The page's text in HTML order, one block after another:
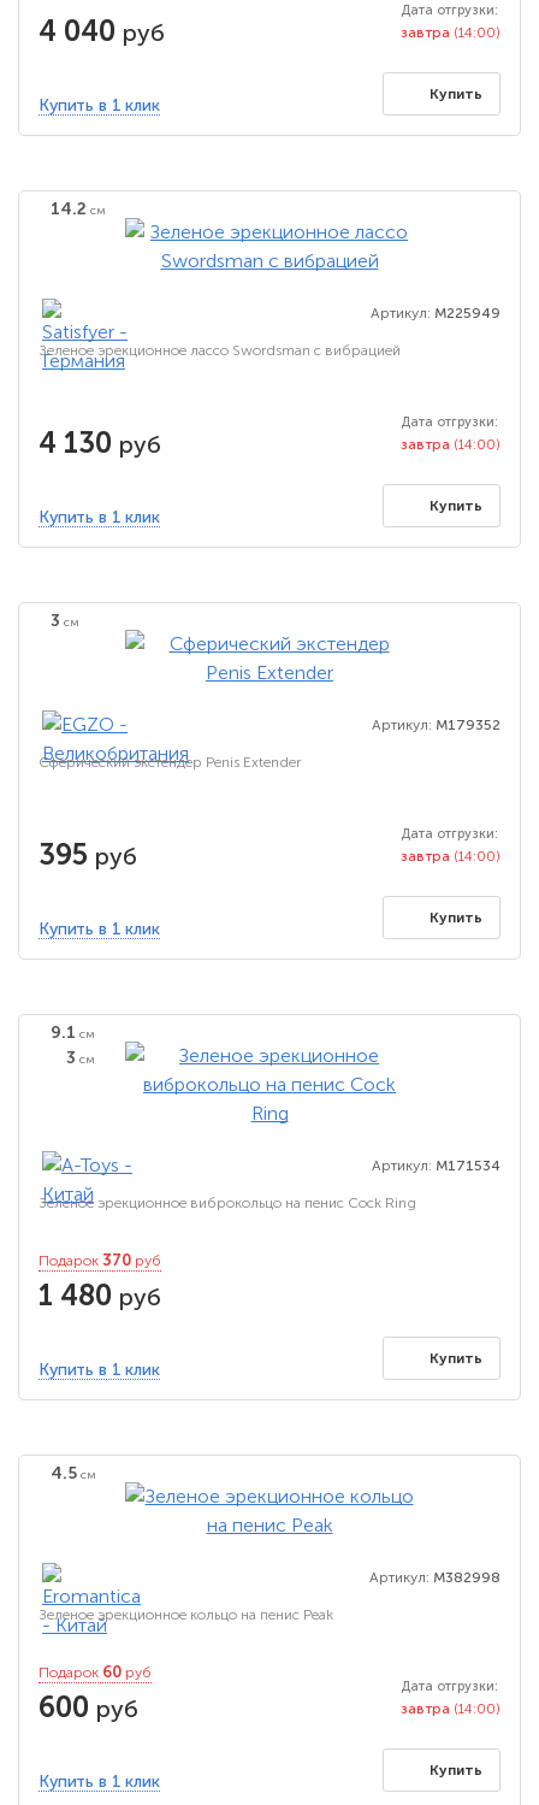
4 040 руб
Дата отгрузки:
завтра (14:00)
Купить в 1 клик
Купить
14.2 см
Артикул: M225949
Зеленое эрекционное лассо Swordsman с вибрацией
4 130 руб
Дата отгрузки:
завтра (14:00)
Купить в 1 клик
Купить
3 см
Артикул: M179352
Сферический экстендер Penis Extender
395 руб
Дата отгрузки:
завтра (14:00)
Купить в 1 клик
Купить
9.1 см
3 см
Артикул: M171534
Зеленое эрекционное виброкольцо на пенис Cock Ring
Подарок 370 руб
1 480 руб
Купить в 1 клик
Купить
4.5 см
Артикул: M382998
Зеленое эрекционное кольцо на пенис Peak
Подарок 60 руб
600 руб
Дата отгрузки:
завтра (14:00)
Купить в 1 клик
Купить